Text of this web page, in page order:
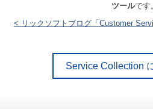
ツールです
< リックソフトブログ「Customer
Service Collection